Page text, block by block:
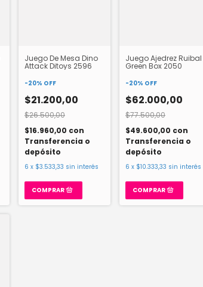
Juego De Mesa Dino
Attack Ditoys 2596
-20% OFF
$21.200,00
$26.500,00
$16.960,00 con
Transferencia o
depósito
6 x $3.533,33 sin interés
Juego Ajedrez Ruibal
Green Box 2050
-20% OFF
$62.000,00
$77.500,00
$49.600,00 con
Transferencia o
depósito
6 x $10.333,33 sin interés